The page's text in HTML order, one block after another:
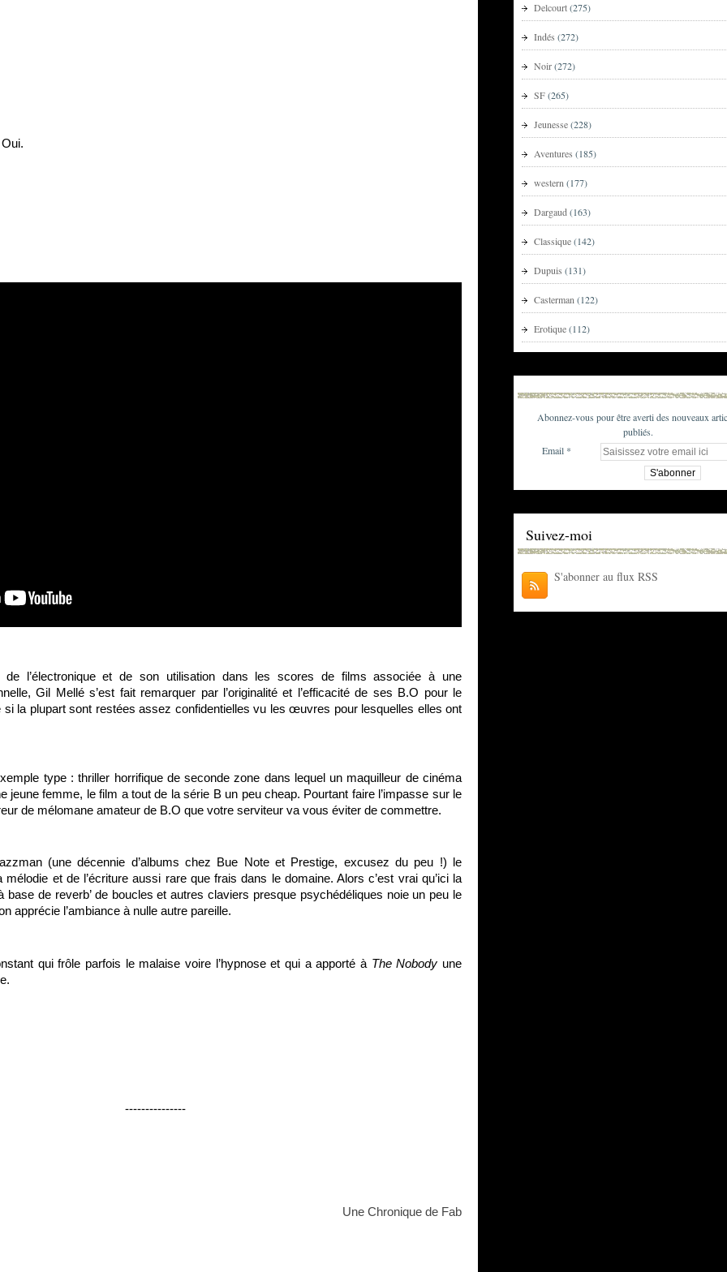
de l’électronique et de son utilisation dans les scores de films associée à une
Gil Mellé s’est fait remarquer par l’originalité et l’efficacité de ses B.O pour le
si la plupart sont restées assez confidentielles vu les œuvres pour lesquelles elles ont
type : thriller horrifique de seconde zone dans lequel un maquilleur de cinéma
jeune femme, le film a tout de la série B un peu cheap. Pourtant faire l’impasse sur le
de mélomane amateur de B.O que votre serviteur va vous éviter de commettre.
(une décennie d’albums chez Bue Note et Prestige, excusez du peu !) le
et de l’écriture aussi rare que frais dans le domaine. Alors c’est vrai qu’ici la
base de reverb’ de boucles et autres claviers presque psychédéliques noie un peu le
apprécie l’ambiance à nulle autre pareille.
qui frôle parfois le malaise voire l’hypnose et qui a apporté à The Nobody une
---------------
Une Chronique de Fab
Delcourt(275)
Indés (272)
Noir(272)
SF(265)
Jeunesse(228)
Aventures (185)
western (177)
Dargaud (163)
Classique(142)
Dupuis (131)
Casterman (122)
Erotique(112)
Abonnez-vous pour être averti des nouveaux
publiés.
Email
Suivez-moi
S'abonner au flux RSS